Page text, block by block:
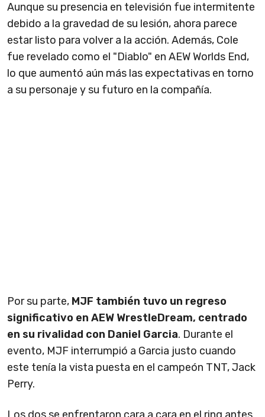
Aunque su presencia en televisión fue intermitente
debido a la gravedad de su lesión, ahora parece
estar listo para volver a la acción. Además, Cole
fue revelado como el "Diablo" en AEW Worlds End,
lo que aumentó aún más las expectativas en torno
a su personaje y su futuro en la compañía.
Por su parte, MJF también tuvo un regreso
significativo en AEW WrestleDream, centrado
en su rivalidad con Daniel Garcia. Durante el
evento, MJF interrumpió a Garcia justo cuando
este tenía la vista puesta en el campeón TNT, Jack
Perry.